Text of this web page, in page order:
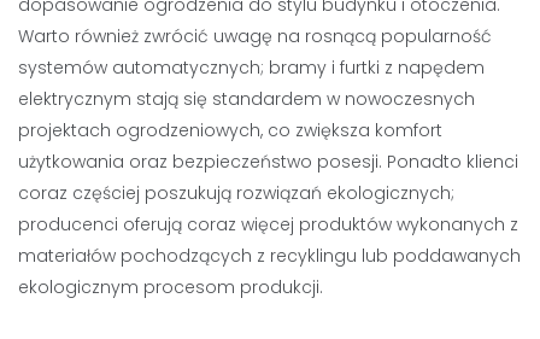
dopasowanie ogrodzenia do stylu budynku i otoczenia.
Warto również zwrócić uwagę na rosnącą popularność
systemów automatycznych; bramy i furtki z napędem
elektrycznym stają się standardem w nowoczesnych
projektach ogrodzeniowych, co zwiększa komfort
użytkowania oraz bezpieczeństwo posesji. Ponadto klienci
coraz częściej poszukują rozwiązań ekologicznych;
producenci oferują coraz więcej produktów wykonanych z
materiałów pochodzących z recyklingu lub poddawanych
ekologicznym procesom produkcji.